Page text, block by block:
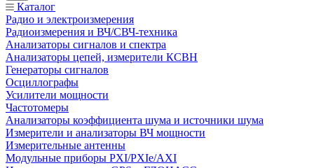
Каталог
Радио и электроизмерения
Радиоизмерения и ВЧ/СВЧ-техника
Анализаторы сигналов и спектра
Анализаторы цепей, измерители КСВН
Генераторы сигналов
Осциллографы
Усилители мощности
Частотомеры
Анализаторы коэффициента шума и источники шума
Измерители и анализаторы ВЧ мощности
Измерительные антенны
Модульные приборы PXI/PXIe/AXI